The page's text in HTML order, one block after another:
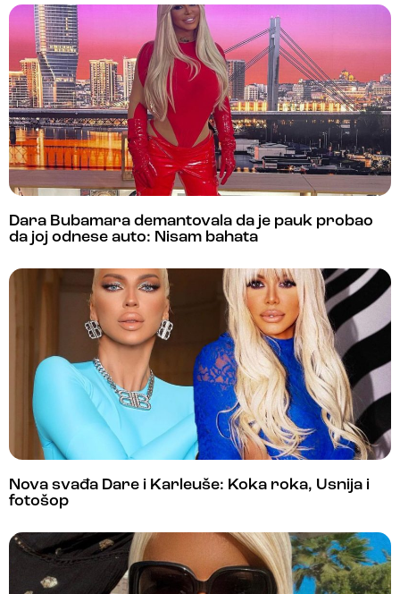
Dara Bubamara demantovala da je pauk probao
da joj odnese auto: Nisam bahata
Nova svađa Dare i Karleuše: Koka roka, Usnija i
fotošop